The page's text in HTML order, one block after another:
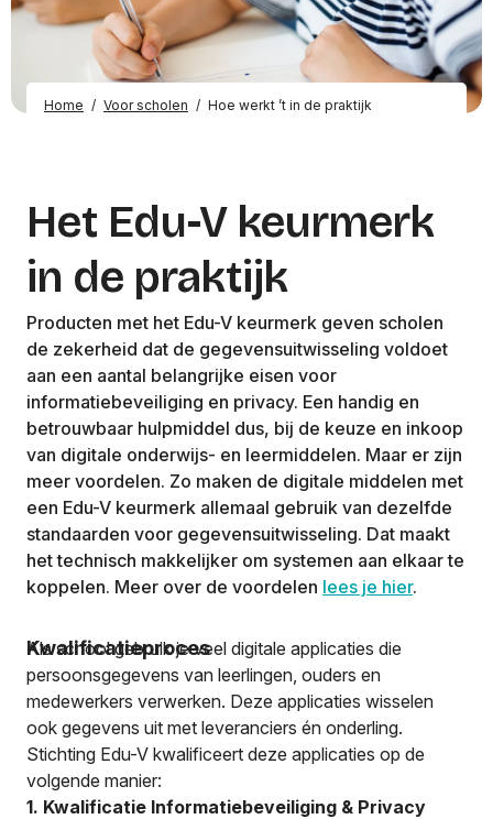
Home / Voor scholen / Hoe werkt ’t in de praktijk
Het Edu-V keurmerk
in de praktijk
Producten met het Edu-V keurmerk geven scholen
de zekerheid dat de gegevensuitwisseling voldoet
aan een aantal belangrijke eisen voor
informatiebeveiliging en privacy. Een handig en
betrouwbaar hulpmiddel dus, bij de keuze en inkoop
van digitale onderwijs- en leermiddelen. Maar er zijn
meer voordelen. Zo maken de digitale middelen met
een Edu-V keurmerk allemaal gebruik van dezelfde
standaarden voor gegevensuitwisseling. Dat maakt
het technisch makkelijker om systemen aan elkaar te
koppelen. Meer over de voordelen lees je hier.
Kwalificatieproces
Als school gebruik je veel digitale applicaties die
persoonsgegevens van leerlingen, ouders en
medewerkers verwerken. Deze applicaties wisselen
ook gegevens uit met leveranciers én onderling.
Stichting Edu-V kwalificeert deze applicaties op de
volgende manier:
1. Kwalificatie Informatiebeveiliging & Privacy